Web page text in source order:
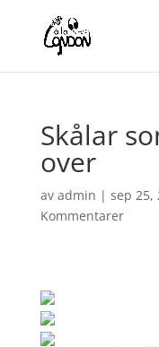
Skålar
over
av admin | sep 25,
Kommentarer